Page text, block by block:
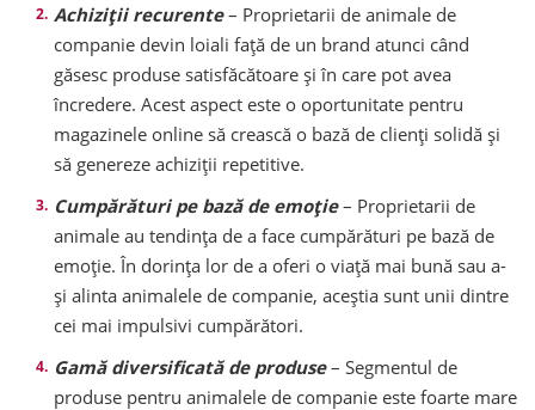
Achiziții recurente– Proprietarii de animale de
companie devin loiali față de un brand atunci când
găsesc produse satisfăcătoare și în care pot avea
încredere. Acest aspect este o oportunitate pentru
magazinele online să crească o bază de clienți solidă și
să genereze achiziții repetitive.
Cumpărături pe bază de emoție– Proprietarii de
animale au tendința de a face cumpărături pe bază de
emoție. În dorința lor de a oferi o viață mai bună sau a-
și alinta animalele de companie, aceștia sunt unii dintre
cei mai impulsivi cumpărători.
Gamă diversificată de produse– Segmentul de
produse pentru animalele de companie este foarte mare